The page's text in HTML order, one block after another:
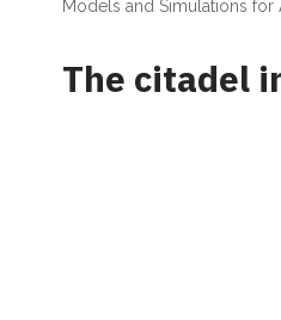
Models and Simulations
The citadel